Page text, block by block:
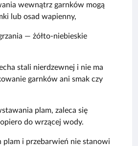
wewnątrz garnków mogą
lub osad wapienny,
— żółto-niebieskie
stali nierdzewnej i nie ma
garnków ani smak czy
plam, zaleca się
do wrzącej wody.
plam i przebarwień nie stanowi